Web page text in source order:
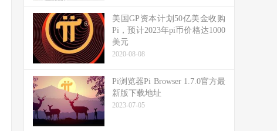
美国GP资本计划50亿美金收购
Pi，预计2023年pi币价格达1000
美元
2020-08-08
Pi浏览器Pi Browser 1.7.0官方最
新版下载地址
2023-07-05